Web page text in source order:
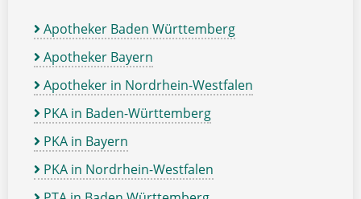
Apotheker Baden Württemberg
Apotheker Bayern
Apotheker in Nordrhein-Westfalen
PKA in Baden-Württemberg
PKA in Bayern
PKA in Nordrhein-Westfalen